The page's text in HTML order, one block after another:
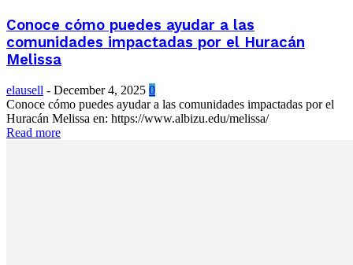
Conoce cómo puedes ayudar a las
comunidades impactadas por el Huracán
Melissa
elausell - December 4, 2025 0
Conoce cómo puedes ayudar a las comunidades impactadas por el
Huracán Melissa en: https://www.albizu.edu/melissa/
Read more